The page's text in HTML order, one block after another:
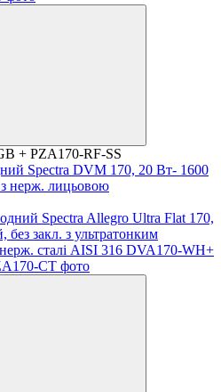
+ PZA170-RF-SS
Spectra DVM 170, 20 Вт- 1600
нерж. лицьовою